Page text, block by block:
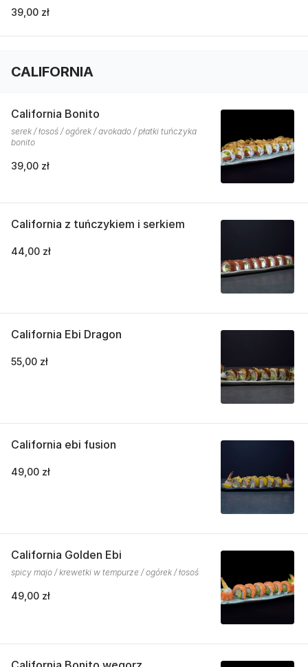
39,00 zł
CALIFORNIA
California Bonito
serek / łosoś / ogórek / avokado / płatki tuńczyka
bonito
39,00 zł
California z tuńczykiem i serkiem
44,00 zł
California Ebi Dragon
55,00 zł
California ebi fusion
49,00 zł
California Golden Ebi
spicy majo / krewetki w tempurze / ogórek / łosoś
49,00 zł